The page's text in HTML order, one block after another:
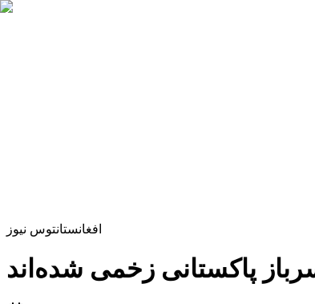
افغانستانتوس نیوز